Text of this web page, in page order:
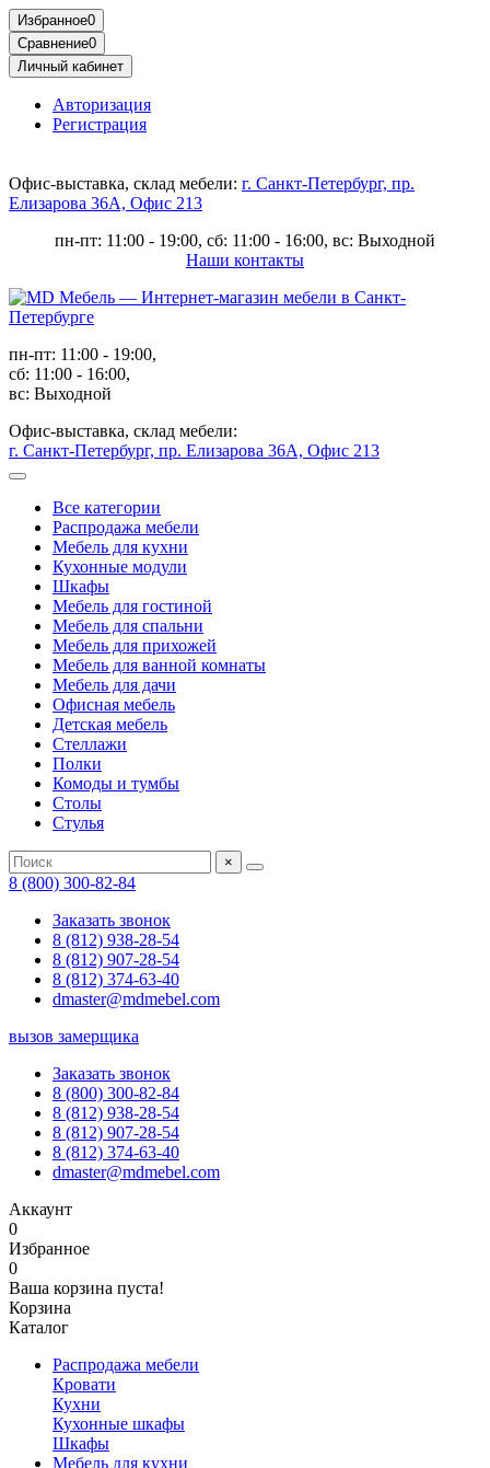
Избранное0
Сравнение0
Личный кабинет
Авторизация
Регистрация
Офис-выставка, склад мебели: г. Санкт-Петербург, пр.
Елизарова 36А, Офис 213
пн-пт: 11:00 - 19:00, сб: 11:00 - 16:00, вс: Выходной
Наши контакты
пн-пт: 11:00 - 19:00,
сб: 11:00 - 16:00,
вс: Выходной
Офис-выставка, склад мебели:
г. Санкт-Петербург, пр. Елизарова 36А, Офис 213
Все категории
Распродажа мебели
Мебель для кухни
Кухонные модули
Шкафы
Мебель для гостиной
Мебель для спальни
Мебель для прихожей
Мебель для ванной комнаты
Мебель для дачи
Офисная мебель
Детская мебель
Стеллажи
Полки
Комоды и тумбы
Столы
Стулья
×
8 (800) 300-82-84
Заказать звонок
8 (812) 938-28-54
8 (812) 907-28-54
8 (812) 374-63-40
dmaster@mdmebel.com
вызов замерщика
Заказать звонок
8 (800) 300-82-84
8 (812) 938-28-54
8 (812) 907-28-54
8 (812) 374-63-40
dmaster@mdmebel.com
Аккаунт
0
Избранное
0
Ваша корзина пуста!
Корзина
Каталог
Распродажа мебели
Кровати
Кухни
Кухонные шкафы
Шкафы
Мебель для кухни